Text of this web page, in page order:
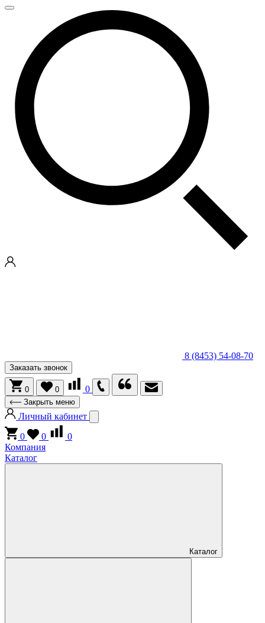
8 (8453) 54-08-70
Заказать звонок
0 0 0
Закрыть меню
Личный кабинет
0
0
0
Компания
Каталог
Каталог